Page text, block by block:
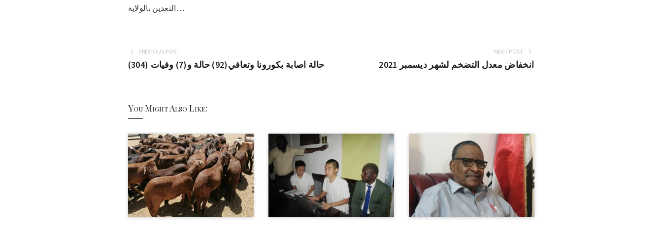
التعدين بالولاية…
PREVIOUS POST
(304) حالة اصابة بكورونا وتعافي(92) حالة و(7) وفيات
NEXT POST
انخفاض معدل التضخم لشهر ديسمبر 2021
You Might Also Like: